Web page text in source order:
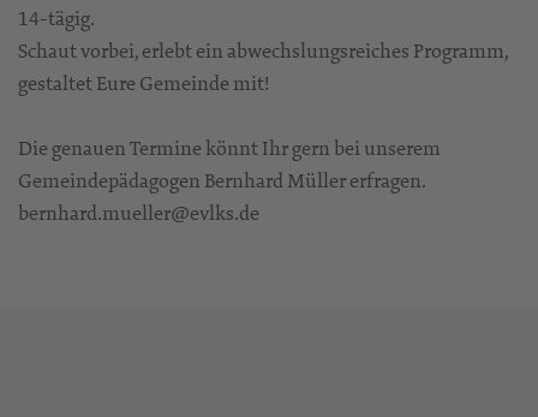
14-tägig.
Schaut vorbei, erlebt ein abwechslungsreiches Programm,
gestaltet Eure Gemeinde mit!
Die genauen Termine könnt Ihr gern bei unserem
Gemeindepädagogen Bernhard Müller erfragen.
bernhard.mueller@evlks.de